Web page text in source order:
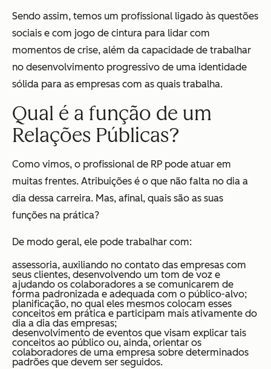
Sendo assim, temos um profissional ligado às questões
sociais e com jogo de cintura para lidar com
momentos de crise, além da capacidade de trabalhar
no desenvolvimento progressivo de uma identidade
sólida para as empresas com as quais trabalha.
Qual é a função de um
Relações Públicas?
Como vimos, o profissional de RP pode atuar em
muitas frentes. Atribuições é o que não falta no dia a
dia dessa carreira. Mas, afinal, quais são as suas
funções na prática?
De modo geral, ele pode trabalhar com:
assessoria, auxiliando no contato das empresas com
seus clientes, desenvolvendo um tom de voz e
ajudando os colaboradores a se comunicarem de
forma padronizada e adequada com o público-alvo;
planificação, no qual eles mesmos colocam esses
conceitos em prática e participam mais ativamente do
dia a dia das empresas;
desenvolvimento de eventos que visam explicar tais
conceitos ao público ou, ainda, orientar os
colaboradores de uma empresa sobre determinados
padrões que devem ser seguidos.